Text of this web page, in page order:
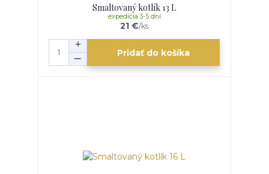
Smaltovaný kotlík 13 L
21 €/ks
expedícia 3-5 dní
Pridať do košíka